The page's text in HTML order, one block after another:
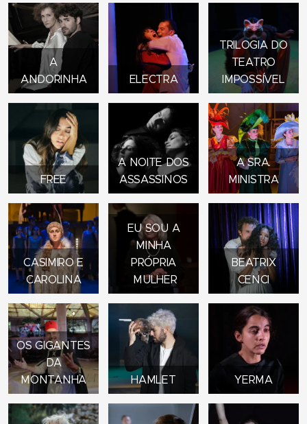
A
ANDORINHA
ELECTRA
TRILOGIA DO
TEATRO
IMPOSSÍVEL
FREE
A NOITE DOS
ASSASSINOS
A SRA.
MINISTRA
CASIMIRO E
CAROLINA
EU SOU A
MINHA
PRÓPRIA
MULHER
BEATRIX
CENCI
OS GIGANTES
DA
MONTANHA
HAMLET YERMA